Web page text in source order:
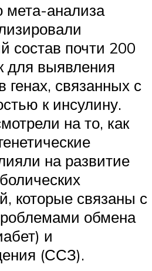
мета-анализа
состав почти 200
для выявления
генах, связанных с
к инсулину.
на то, как
на развитие
которые связаны с
обмена
и
(ССЗ).